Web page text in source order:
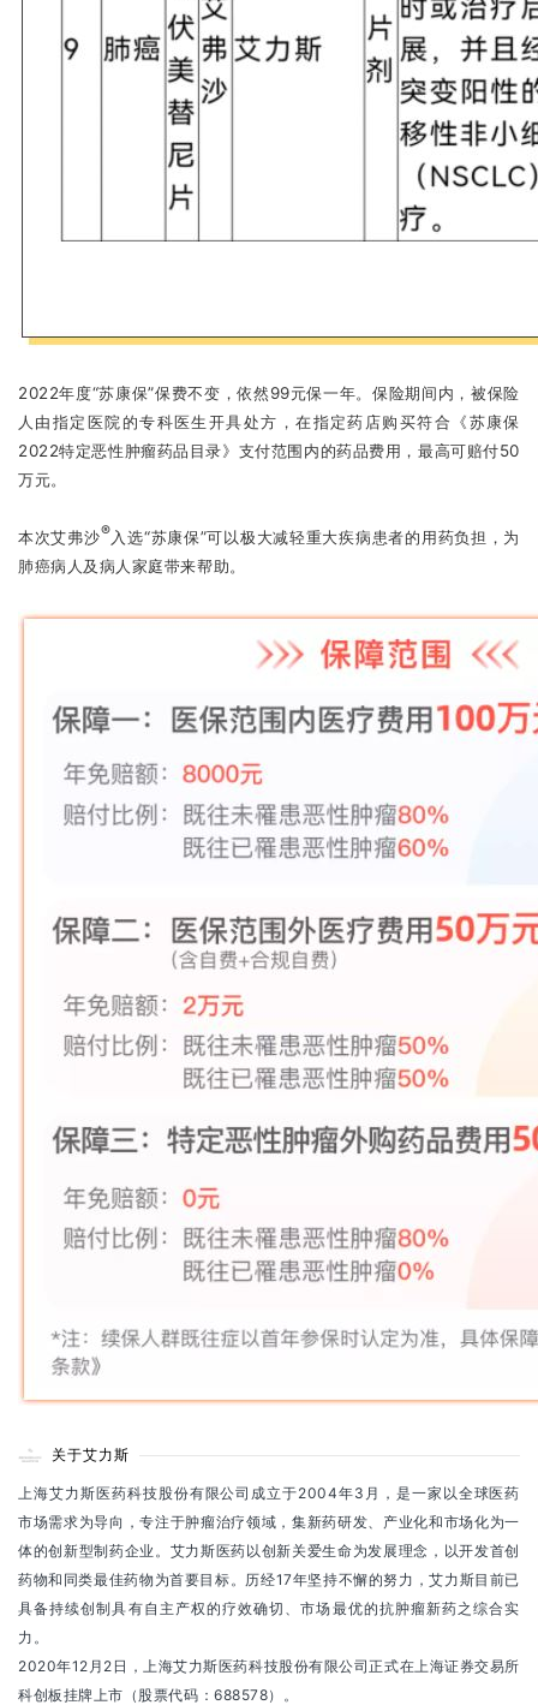
2022年度“苏康保”保费不变，依然99元保一年。保险期间内，被保险
人由指定医院的专科医生开具处方，在指定药店购买符合《苏康保
2022特定恶性肿瘤药品目录》支付范围内的药品费用，最高可赔付50
万元。
本次艾弗沙® 入选“苏康保”可以极大减轻重大疾病患者的用药负担，为
肺癌病人及病人家庭带来帮助。
关于艾力斯
上海艾力斯医药科技股份有限公司成立于2004年3月，是一家以全球医药
市场需求为导向，专注于肿瘤治疗领域，集新药研发、产业化和市场化为一
体的创新型制药企业。艾力斯医药以创新关爱生命为发展理念，以开发首创
药物和同类最佳药物为首要目标。历经17年坚持不懈的努力，艾力斯目前已
具备持续创制具有自主产权的疗效确切、市场最优的抗肿瘤新药之综合实
力。
2020年12月2日，上海艾力斯医药科技股份有限公司正式在上海证券交易所
科创板挂牌上市（股票代码：688578）。